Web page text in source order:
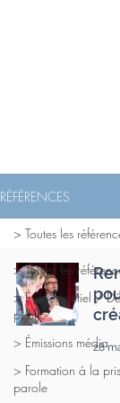
RÉFÉRENCES
> Toutes les
> Événementiel /
public
> Émissions média
> Formation à la
parole
> Toutes les
28